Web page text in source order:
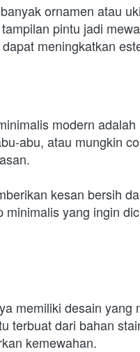
ornamen atau
pintu jadi
meningkatkan
modern
abu, atau mungkin
kesan bersih
yang ingin
memiliki desain yang
terbuat dari bahan
kemewahan.